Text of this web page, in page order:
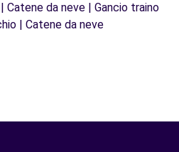
da neve | Gancio traino
| Catene da neve